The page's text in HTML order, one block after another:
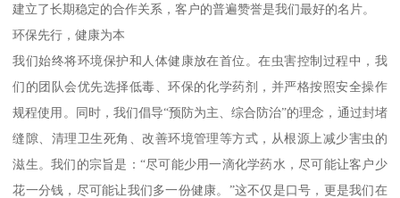
建立了长期稳定的合作关系，客户的普遍赞誉是我们最好的名片。
环保先行，健康为本
我们始终将环境保护和人体健康放在首位。在虫害控制过程中，我
们的团队会优先选择低毒、环保的化学药剂，并严格按照安全操作
规程使用。同时，我们倡导“预防为主、综合防治”的理念，通过封堵
缝隙、清理卫生死角、改善环境管理等方式，从根源上减少害虫的
滋生。我们的宗旨是：“尽可能少用一滴化学药水，尽可能让客户少
花一分钱，尽可能让我们多一份健康。”这不仅是口号，更是我们在